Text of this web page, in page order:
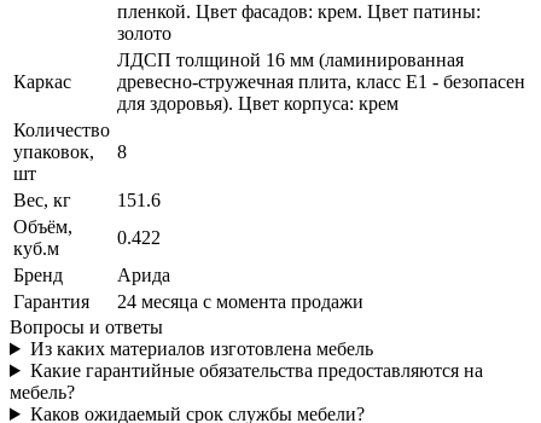
пленкой. Цвет фасадов: крем. Цвет патины:
золото
Каркас
ЛДСП толщиной 16 мм (ламинированная
древесно-стружечная плита, класс E1 - безопасен
для здоровья). Цвет корпуса: крем
Количество
упаковок,
шт
8
Вес, кг
151.6
Объём,
куб.м
0.422
Бренд
Арида
Гарантия
24 месяца с момента продажи
Вопросы и ответы
Из каких материалов изготовлена мебель
Какие гарантийные обязательства предоставляются на
мебель?
Каков ожидаемый срок службы мебели?